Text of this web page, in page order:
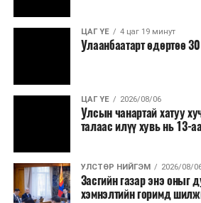
үргэлжилнэ гэж Ерөнхий сайд
Мөн бүх шатны төсвийн
нөхөн томилгоо хийхгүй байх,
хамт олны урлаг, спортын
байгуулахгүй байх, төрийн
сургалтыг цахим хэлбэрт
хаагчдыг зарим өдрүүдэд
хэмжээг үргэлжлүүлэхийг үүрэг
ЦАГ ҮЕ 4 цаг 19 минут
Улаанбаатарт өдөртөө
ЦАГ ҮЕ 2026/08/06
Улсын чанартай хатуу
талаас илүү хувь нь 13-
УЛСТӨР НИЙГЭМ 2026/08/
Засгийн газар энэ оныг
хэмнэлтийн горимд